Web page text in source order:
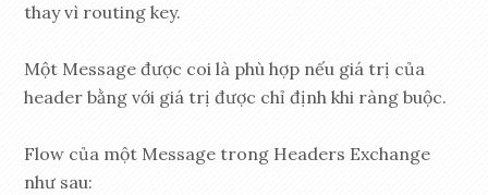
thay vì routing key.
Một Message được coi là phù hợp nếu giá trị của
header bằng với giá trị được chỉ định khi ràng buộc.
Flow của một Message trong Headers Exchange
như sau: